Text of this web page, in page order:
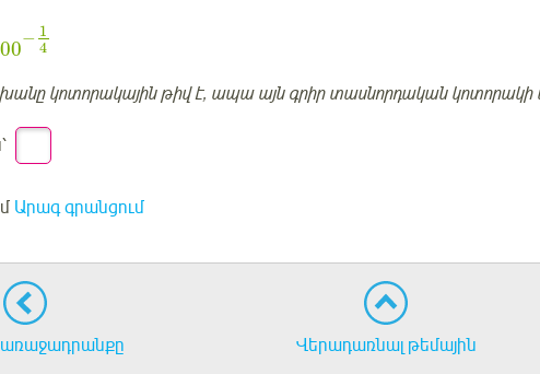
− 1
4
կոտորակային թիվ է, ապա այն գրիր տասնորդական կոտորակի
Արագ գրանցում
Վերադառնալ թեմային